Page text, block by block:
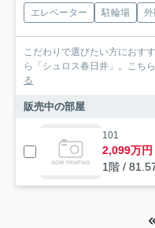
エレベーター 駐輪場 外
こだわりで選びたい方におす
ら「シュロス春日井」。こち
る
販売中の部屋
101
2,099万円
1階 /